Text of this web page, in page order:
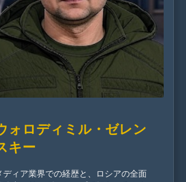
ォロディミル・ゼレン
キー
ディア業界での経歴と、ロシアの全面